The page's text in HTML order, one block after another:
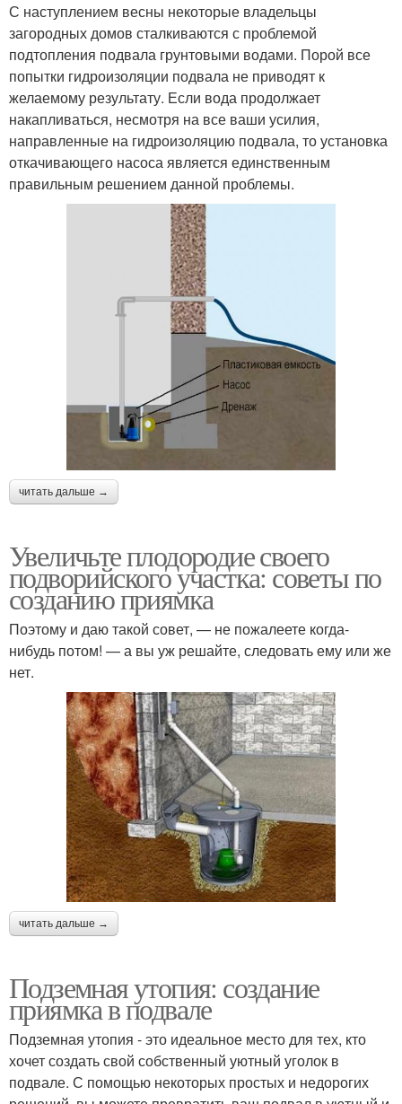
С наступлением весны некоторые владельцы
загородных домов сталкиваются с проблемой
подтопления подвала грунтовыми водами. Порой все
попытки гидроизоляции подвала не приводят к
желаемому результату. Если вода продолжает
накапливаться, несмотря на все ваши усилия,
направленные на гидроизоляцию подвала, то установка
откачивающего насоса является единственным
правильным решением данной проблемы.
читать дальше →
Увеличьте плодородие своего
подворийского участка: советы по
созданию приямка
Поэтому и даю такой совет, — не пожалеете когда-
нибудь потом! — а вы уж решайте, следовать ему или же
нет.
читать дальше →
Подземная утопия: создание
приямка в подвале
Подземная утопия - это идеальное место для тех, кто
хочет создать свой собственный уютный уголок в
подвале. С помощью некоторых простых и недорогих